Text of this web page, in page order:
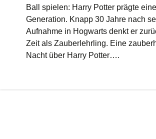
Ball spielen: Harry Potter prägte
Generation. Knapp 30 Jahre nach
Aufnahme in Hogwarts denkt er
Zeit als Zauberlehrling. Eine
Nacht über Harry Potter….